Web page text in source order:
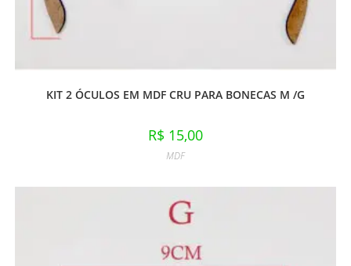
KIT 2 ÓCULOS EM MDF CRU PARA BONECAS M /G
R$ 15,00
MDF